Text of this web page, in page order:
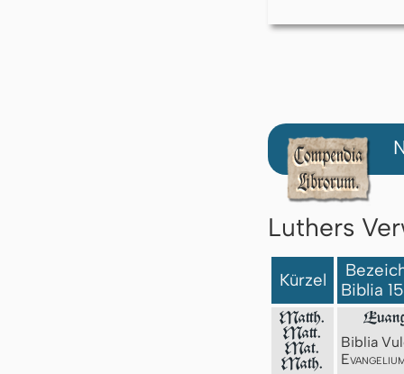
Luthers
Kürzel
Biblia
Matth.
Matt.
Mat.
Math.
Biblia